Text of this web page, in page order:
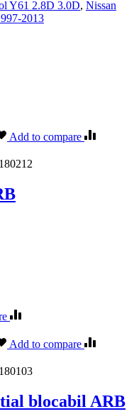
Y61 2.8D 3.0D, Nissan
2013
Add to compare
Add to compare
blocabil ARB